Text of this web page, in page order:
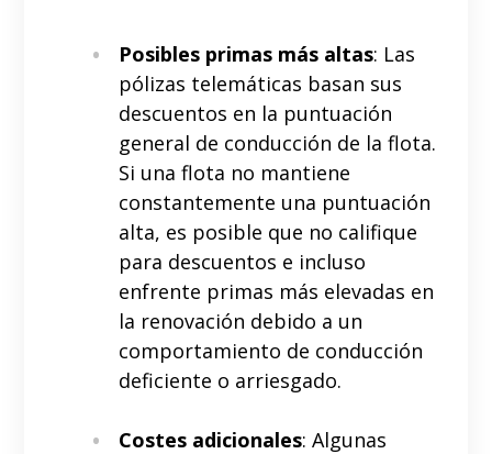
Posibles primas más altas: Las
pólizas telemáticas basan sus
descuentos en la puntuación
general de conducción de la flota.
Si una flota no mantiene
constantemente una puntuación
alta, es posible que no califique
para descuentos e incluso
enfrente primas más elevadas en
la renovación debido a un
comportamiento de conducción
deficiente o arriesgado.
Costes adicionales: Algunas